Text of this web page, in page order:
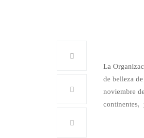
La
de belleza
noviembre
continentes,